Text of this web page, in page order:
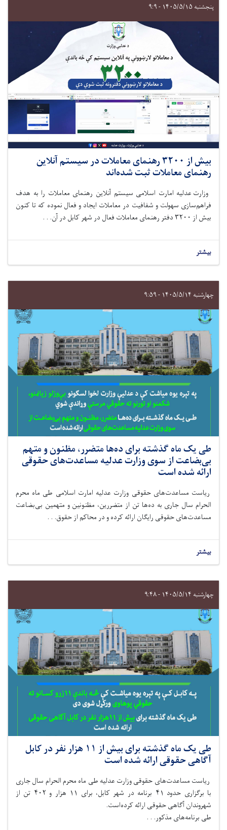
پنجشنبه ۱۴۰۵/۵/۱۵ - ۹:۹
بیش از ۳۲۰۰ رهنمای معاملات در سیستم آنلاین
رهنمای معاملات ثبت شده‌اند
وزارت عدلیه امارت اسلامی سیستم آنلاین رهنمای معاملات را به هدف
فراهم‌سازی سهولت و شفافیت در معاملات ایجاد و فعال نموده که تا کنون
بیش از ۳۲۰۰دفتر رهنمای معاملات فعال در شهر کابل در آن. . .
بیشتر
چهارشنبه ۱۴۰۵/۵/۱۴ - ۹:۵۹
طی یک ماه گذشته برای ده‌ها متضرر، مظنون و متهم
بی‌بضاعت از سوی وزارت عدلیه مساعدت‌های حقوقی
ارائه شده است
ریاست مساعدت‌های حقوقی وزارت عدلیه امارت اسلامی طی ماه‌ محرم
الحرام سال جاری به ده‌ها تن از متضررین، مظنونین و متهمین بی‌بضاعت
مساعدت‌های حقوقی رایگان ارائه کرده و در محاکم از حقوق. . .
بیشتر
چهارشنبه ۱۴۰۵/۵/۱۴ - ۹:۴۸
طی یک ماه گذشته برای بیش از ۱۱ هزار نفر در کابل
آگاهی حقوقی ارائه شده است
ریاست مساعدت‌های حقوقی وزارت عدلیه طی ماه محرم الحرام سال جاری
با برگزاری حدود ۴۱ برنامه در شهر کابل، برای ۱۱ هزار و ۴۰۲ تن از
شهروندان آگاهی حقوقی ارائه کرده‌است.
طی برنامه‌های مذکور. . .